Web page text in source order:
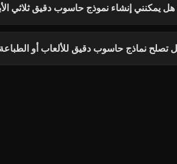
هل يمكنني إنشاء نموذج حاسوب دقيق ثلاثي
تصلح نماذج حاسوب دقيق للألعاب أو الطباعة